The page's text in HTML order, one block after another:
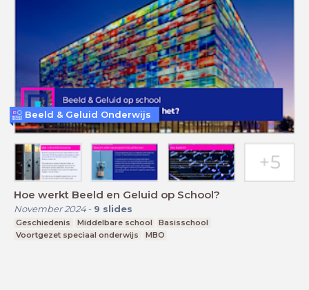
Hoe werkt Beeld en Geluid op School?
November 2024- 9 slides
Geschiedenis Middelbare school
Basisschool
Voortgezet speciaal onderwijs
MBO
Beeld & Geluid Onderwijs